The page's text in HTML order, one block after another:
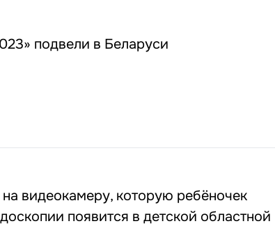
подвели в Беларуси
на видеокамеру, которую ребёночек
появится в детской областной